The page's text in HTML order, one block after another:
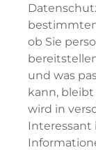
ob Sie
und was
kann,
wird in
Interessant